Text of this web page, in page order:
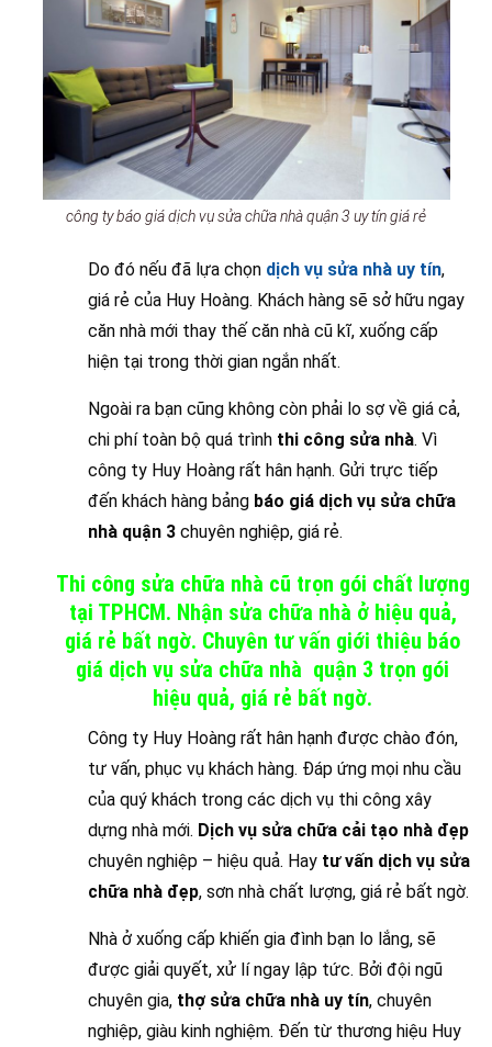
công ty báo giá dịch vụ sửa chữa nhà quận 3 uy tín giá rẻ
Do đó nếu đã lựa chọn dịch vụ sửa nhà uy tín,
giá rẻ của Huy Hoàng. Khách hàng sẽ sở hữu ngay
căn nhà mới thay thế căn nhà cũ kĩ, xuống cấp
hiện tại trong thời gian ngắn nhất.
Ngoài ra bạn cũng không còn phải lo sợ về giá cả,
chi phí toàn bộ quá trình thi công sửa nhà. Vì
công ty Huy Hoàng rất hân hạnh. Gửi trực tiếp
đến khách hàng bảng báo giá dịch vụ sửa chữa
nhà quận 3 chuyên nghiệp, giá rẻ.
Thi công sửa chữa nhà cũ trọn gói chất lượng
tại TPHCM. Nhận sửa chữa nhà ở hiệu quả,
giá rẻ bất ngờ. Chuyên tư vấn giới thiệu báo
giá dịch vụ sửa chữa nhà quận 3 trọn gói
hiệu quả, giá rẻ bất ngờ.
Công ty Huy Hoàng rất hân hạnh được chào đón,
tư vấn, phục vụ khách hàng. Đáp ứng mọi nhu cầu
của quý khách trong các dịch vụ thi công xây
dựng nhà mới. Dịch vụ sửa chữa cải tạo nhà đẹp
chuyên nghiệp – hiệu quả. Hay tư vấn dịch vụ sửa
chữa nhà đẹp, sơn nhà chất lượng, giá rẻ bất ngờ.
Nhà ở xuống cấp khiến gia đình bạn lo lắng, sẽ
được giải quyết, xử lí ngay lập tức. Bởi đội ngũ
chuyên gia, thợ sửa chữa nhà uy tín, chuyên
nghiệp, giàu kinh nghiệm. Đến từ thương hiệu Huy